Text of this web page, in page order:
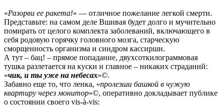
«Разорви ее ракета!» — отличное пожелание легкой смерти.
Представьте: на самом деле Вшивая будет долго и мучительно
помирать от целого комплекта заболеваний, включающего в
себя родовую горячку головного мозга, старческую
сморщенность организма и синдром кассирши.
А тут – бац! – прямое попадание, двухсоткилограммовая
тушка разлетается на куски и главное – никаких страданий:
«чик, и ты уже на небесах»©.
Забавно еще то, что ленка, «пролезши башкой в чужую
квартиру через монитор»©, оперативно докладывает публике
о состоянии своего vis-à-vis: